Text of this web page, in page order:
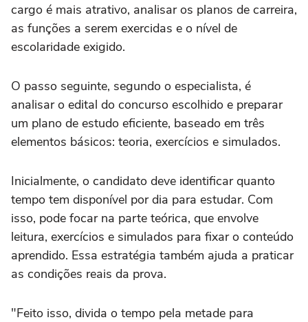
cargo é mais atrativo, analisar os planos de carreira,
as funções a serem exercidas e o nível de
escolaridade exigido.
O passo seguinte, segundo o especialista, é
analisar o edital do concurso escolhido e preparar
um plano de estudo eficiente, baseado em três
elementos básicos: teoria, exercícios e simulados.
Inicialmente, o candidato deve identificar quanto
tempo tem disponível por dia para estudar. Com
isso, pode focar na parte teórica, que envolve
leitura, exercícios e simulados para fixar o conteúdo
aprendido. Essa estratégia também ajuda a praticar
as condições reais da prova.
"Feito isso, divida o tempo pela metade para